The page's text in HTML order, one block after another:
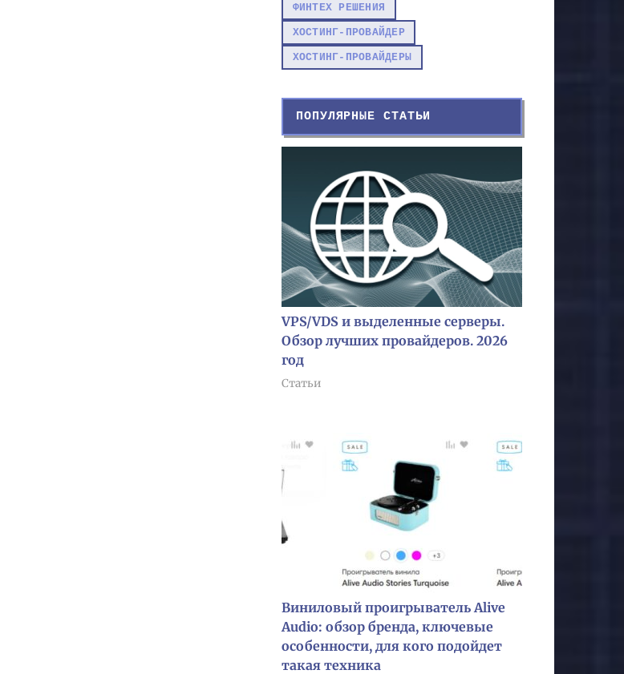
ФИНТЕХ РЕШЕНИЯ
ХОСТИНГ-ПРОВАЙДЕР
ХОСТИНГ-ПРОВАЙДЕРЫ
ПОПУЛЯРНЫЕ СТАТЬИ
VPS/VDS и выделенные серверы.
Обзор лучших провайдеров. 2026
год
Статьи
Виниловый проигрыватель Alive
Audio: обзор бренда, ключевые
особенности, для кого подойдет
такая техника